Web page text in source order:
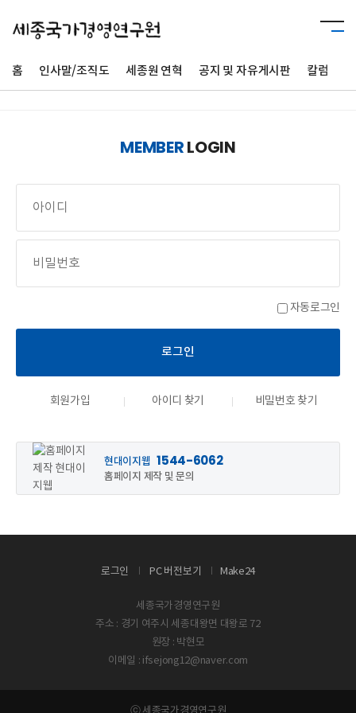
홈 인사말/조직도 세종원 연혁 공지 및 자유게시판 칼럼
MEMBERLOGIN
자동로그인
회원가입 아이디 찾기 비밀번호 찾기
현대이지웹 1544-6062
홈페이지 제작 및 문의
로그인 PC 버전보기 Make24
세종국가경영연구원
주소 : 경기 여주시 세종대왕면 대왕로 72
원장 : 박현모
이메일 : ifsejong12@naver.com